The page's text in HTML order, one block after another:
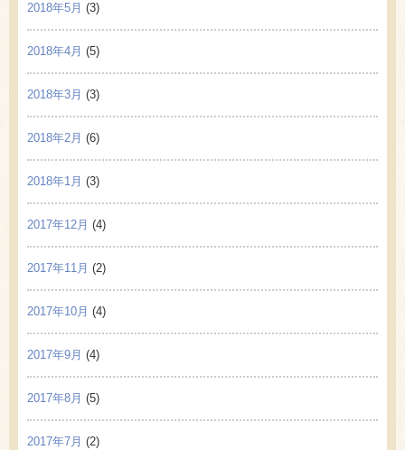
2018年5月 (3)
2018年4月 (5)
2018年3月 (3)
2018年2月 (6)
2018年1月 (3)
2017年12月 (4)
2017年11月 (2)
2017年10月 (4)
2017年9月 (4)
2017年8月 (5)
2017年7月 (2)